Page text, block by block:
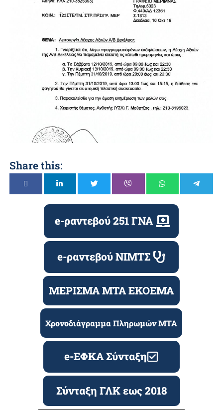
Share this:
e-ραντεβού 251 ΓΝΑ
e-ραντεβού ΝΙΜΤΣ
ΜΕΡΙΣΜΑ ΜΤΑ ΕΚΟΕΜΑ
Χρονοδιάγραμμα Πληρωμών ΜΤΑ
e-ΕΦΚΑ Σύνταξη
Σύνταξη ΓΛΚ εως 2018